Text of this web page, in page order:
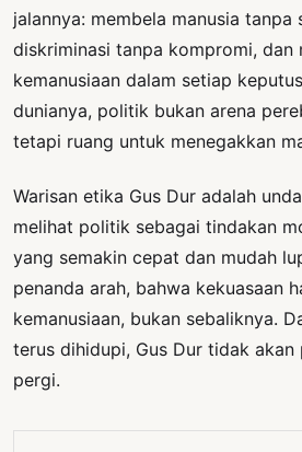
jalannya: membela manusia tanpa
diskriminasi tanpa kompromi, dan
kemanusiaan dalam setiap
dunianya, politik bukan arena
tetapi ruang untuk menegakkan
Warisan etika Gus Dur adalah
melihat politik sebagai tindakan
yang semakin cepat dan mudah
penanda arah, bahwa kekuasaan
kemanusiaan, bukan sebaliknya.
terus dihidupi, Gus Dur tidak akan
pergi.